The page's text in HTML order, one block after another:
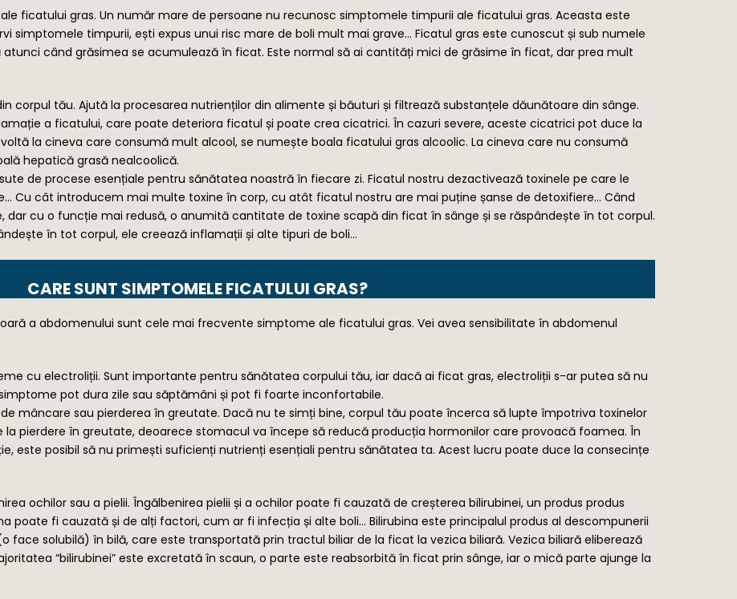
ficatului gras. Un număr mare de persoane nu recunosc simptomele timpurii ale ficatului gras. Aceasta este
simptomele timpurii, ești expus unui risc mare de boli mult mai grave… Ficatul gras este cunoscut și sub numele
când grăsimea se acumulează în ficat. Este normal să ai cantități mici de grăsime în ficat, dar prea mult
corpul tău. Ajută la procesarea nutrienților din alimente și băuturi și filtrează substanțele dăunătoare din sânge.
a ficatului, care poate deteriora ficatul și poate crea cicatrici. În cazuri severe, aceste cicatrici pot duce la
la cineva care consumă mult alcool, se numește boala ficatului gras alcoolic. La cineva care nu consumă
hepatică grasă nealcoolică.
de procese esențiale pentru sănătatea noastră în fiecare zi. Ficatul nostru dezactivează toxinele pe care le
Cu cât introducem mai multe toxine în corp, cu atât ficatul nostru are mai puține șanse de detoxifiere… Când
cu o funcție mai redusă, o anumită cantitate de toxine scapă din ficat în sânge și se răspândește în tot corpul.
în tot corpul, ele creează inflamații și alte tipuri de boli…
CARE SUNT SIMPTOMELE FICATULUI GRAS?
a abdomenului sunt cele mai frecvente simptome ale ficatului gras. Vei avea sensibilitate în abdomenul
cu electroliții. Sunt importante pentru sănătatea corpului tău, iar dacă ai ficat gras, electroliții s-ar putea să nu
pot dura zile sau săptămâni și pot fi foarte inconfortabile.
mâncare sau pierderea în greutate. Dacă nu te simți bine, corpul tău poate încerca să lupte împotriva toxinelor
pierdere în greutate, deoarece stomacul va începe să reducă producția hormonilor care provoacă foamea. În
este posibil să nu primești suficienți nutrienți esențiali pentru sănătatea ta. Acest lucru poate duce la consecințe
ochilor sau a pielii. Îngălbenirea pielii și a ochilor poate fi cauzată de creșterea bilirubinei, un produs produs
poate fi cauzată și de alți factori, cum ar fi infecția și alte boli… Bilirubina este principalul produs al descompunerii
face solubilă) în bilă, care este transportată prin tractul biliar de la ficat la vezica biliară. Vezica biliară eliberează
“bilirubinei” este excretată în scaun, o parte este reabsorbită în ficat prin sânge, iar o mică parte ajunge la